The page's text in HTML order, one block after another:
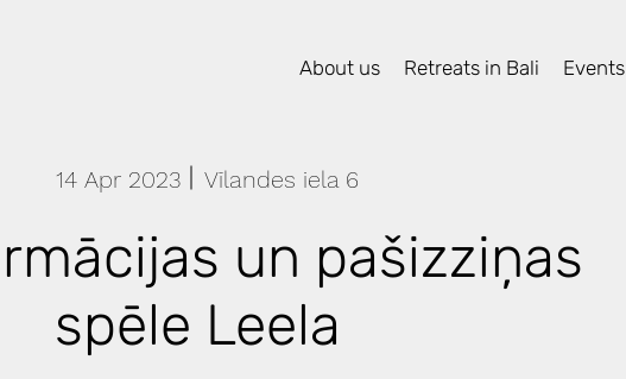
About us Retreats in Bali Events
14 Apr 2023 Vīlandes iela 6
un pašizziņas
spēle Leela